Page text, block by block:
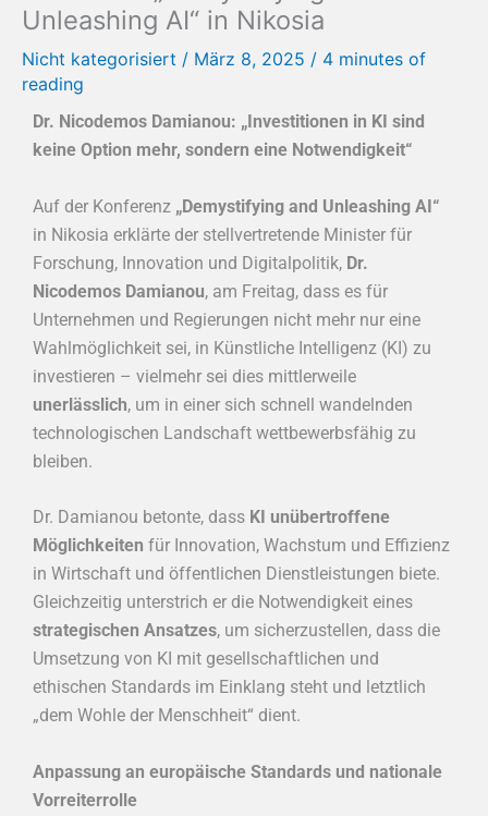
Unleashing AI“ in Nikosia
Nicht kategorisiert / März 8, 2025 / 4 minutes of
reading
Dr. Nicodemos Damianou: „Investitionen in KI sind
keine Option mehr, sondern eine Notwendigkeit“
Auf der Konferenz „Demystifying and Unleashing AI“
in Nikosia erklärte der stellvertretende Minister für
Forschung, Innovation und Digitalpolitik, Dr.
Nicodemos Damianou, am Freitag, dass es für
Unternehmen und Regierungen nicht mehr nur eine
Wahlmöglichkeit sei, in Künstliche Intelligenz (KI) zu
investieren – vielmehr sei dies mittlerweile
unerlässlich, um in einer sich schnell wandelnden
technologischen Landschaft wettbewerbsfähig zu
bleiben.
Dr. Damianou betonte, dass KI unübertroffene
Möglichkeiten für Innovation, Wachstum und Effizienz
in Wirtschaft und öffentlichen Dienstleistungen biete.
Gleichzeitig unterstrich er die Notwendigkeit eines
strategischen Ansatzes, um sicherzustellen, dass die
Umsetzung von KI mit gesellschaftlichen und
ethischen Standards im Einklang steht und letztlich
„dem Wohle der Menschheit“ dient.
Anpassung an europäische Standards und nationale
Vorreiterrolle